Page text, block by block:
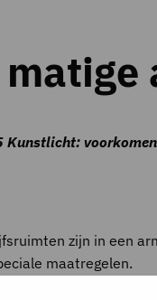
zijn in een
maatregelen.